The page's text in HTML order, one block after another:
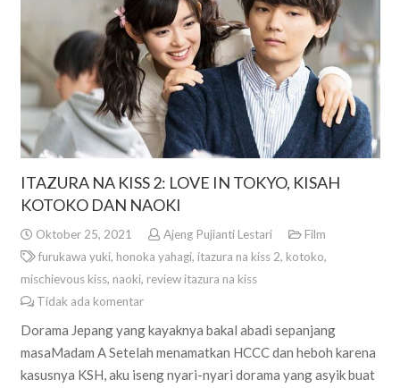
ITAZURA NA KISS 2: LOVE IN TOKYO, KISAH
KOTOKO DAN NAOKI
Oktober 25, 2021 Ajeng Pujianti Lestari
Film
furukawa yuki, honoka yahagi, itazura na kiss 2, kotoko,
mischievous kiss, naoki, review itazura na kiss
Tidak ada komentar
Dorama Jepang yang kayaknya bakal abadi sepanjang
masaMadam A Setelah menamatkan HCCC dan heboh karena
kasusnya KSH, aku iseng nyari-nyari dorama yang asyik buat